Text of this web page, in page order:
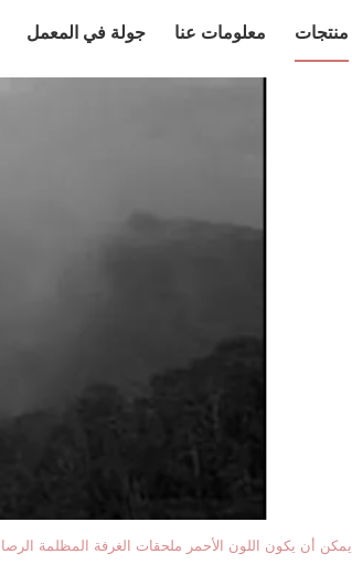
منتجات معلومات عنا جولة في المعمل
يمكن أن يكون اللون الأحمر ملحقات الغرفة المظلمة